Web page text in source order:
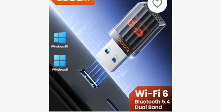
favorite_border